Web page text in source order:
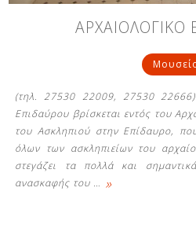
ΑΡΧΑΙΟΛΟΓΙΚΟ
(τηλ. 27530 22009, 27530
Επιδαύρου βρίσκεται εντός του
του Ασκληπιού στην Επίδαυρο,
όλων των ασκληπιείων του
στεγάζει τα πολλά και
ανασκαφής του … »